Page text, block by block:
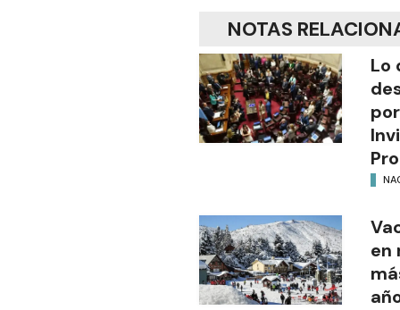
NOTAS
Lo
en